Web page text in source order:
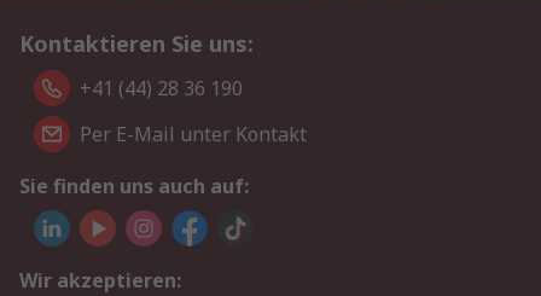
Kontaktieren Sie uns:
+41 (44) 28 36 190
Per E-Mail unter Kontakt
Sie finden uns auch auf:
Wir akzeptieren: